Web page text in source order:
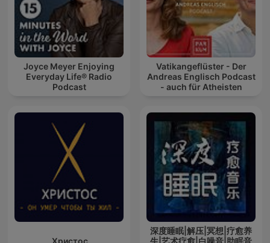
Joyce Meyer Enjoying
Everyday Life® Radio
Podcast
Vatikangeflüster - Der
Andreas Englisch Podcast
- auch für Atheisten
深度睡眠|解压|冥想|疗愈养